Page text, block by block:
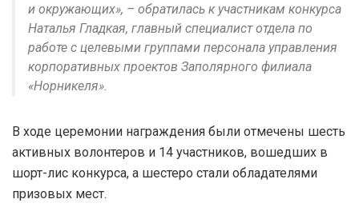
и окружающих», – обратилась к участникам конкурса
Наталья Гладкая, главный специалист отдела по
работе с целевыми группами персонала управления
корпоративных проектов Заполярного филиала
«Норникеля».
В ходе церемонии награждения были отмечены шесть
активных волонтеров и 14 участников, вошедших в
шорт-лис конкурса, а шестеро стали обладателями
призовых мест.